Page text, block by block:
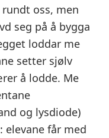
oss, men
seg på å bygga
loddar me
setter sjølv
å lodde. Me
og lysdiode)
elevane får med